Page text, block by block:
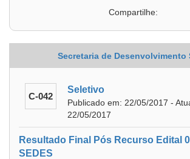
Compartilhe:
Secretaria de Desenvolvimento
C-042
Seletivo
Publicado em: 22/05/2017 -
22/05/2017
Resultado Final Pós Recurso Edital
SEDES